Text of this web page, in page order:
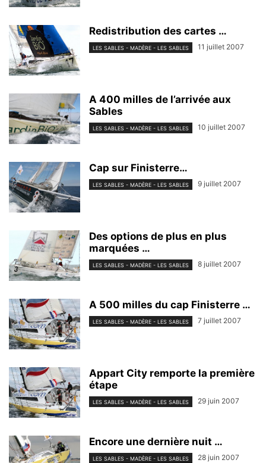
Redistribution des cartes …
LES SABLES - MADÈRE - LES SABLES 11 juillet 2007
A 400 milles de l’arrivée aux
Sables
LES SABLES - MADÈRE - LES SABLES 10 juillet 2007
Cap sur Finisterre…
LES SABLES - MADÈRE - LES SABLES 9 juillet 2007
Des options de plus en plus
marquées …
LES SABLES - MADÈRE - LES SABLES 8 juillet 2007
A 500 milles du cap Finisterre …
LES SABLES - MADÈRE - LES SABLES 7 juillet 2007
Appart City remporte la première
étape
LES SABLES - MADÈRE - LES SABLES 29 juin 2007
Encore une dernière nuit …
LES SABLES - MADÈRE - LES SABLES 28 juin 2007